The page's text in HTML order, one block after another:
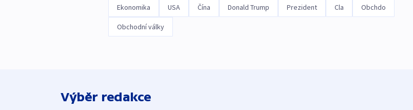
Ekonomika USA Čína Donald Trump Prezident Cla Obchdo
Obchodní války
Výběr redakce